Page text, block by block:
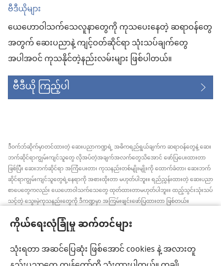
ကိုယ်ရေးလုံခြုံမှု ဆက်တင်များ
သုံးရတာ အဆင်ပြေဆုံး ဖြစ်အောင် cookies နဲ့ အလားတူ
ဗီဒီယိုများ
ယေဟောဝါသက်သေလူနာတွေကို ကုသပေးနေတဲ့ ဆရာဝန်တွေ
အတွက် ဆေးပညာနဲ့ ကျင့်ဝတ်ဆိုင်ရာ သုံးသပ်ချက်တွေ
အပါအဝင် ကုသနိုင်တဲ့နည်းလမ်းများ ဖြစ်ပါတယ်။
ဗီဒီယို ကြည့်ပါ
ဒီဝက်ဘ်ဆိုက်မှာတင်ထားတဲ့ ဆေးပညာကဏ္ဍရဲ့ အဓိကရည်ရွယ်ချက်က ဆရာဝန်တွေနဲ့ ဆေး
ဘက်ဆိုင်ရာကျွမ်းကျင်သူတွေ လိုအပ်တဲ့အချက်အလက်တွေသိအောင် ဖော်ပြပေးထားတာ
ဖြစ်ပြီး ဆေးဘက်ဆိုင်ရာ အကြံပေးတာ၊ ကုသနည်းတစ်မျိုးမျိုးကို ထောက်ခံတာ၊ ဆေးဘက်
ဆိုင်ရာကျွမ်းကျင်သူတွေရဲ့နေရာကို အစားထိုးတာ မဟုတ်ပါဘူး။ ရည်ညွှန်းထားတဲ့ ဆေးပညာ
စာပေတွေကလည်း ယေဟောဝါသက်သေတွေ ထုတ်ထားတာမဟုတ်ပါဘူး။ ထည့်သွင်းသုံးသပ်
သင့်တဲ့ သွေးမဲ့ကုသနည်းတွေကို ဒီကဏ္ဍမှာ အကြမ်းဖျင်းဖော်ပြထားတာ ဖြစ်တယ်။
အခြေအနေနဲ့ပတ်သက်ပြီး လူနာရှင်တွေရဲ့ ဆန္ဒ၊ ဘာသာရေးယုံကြည်ချက်အတိုင်း လုပ်ဆောင်
ပေးဖို့က ဆေးဘက်ဆိုင်ရာကျွမ်းကျင်သူတစ်ဦးချင်းစီရဲ့တာဝန် ဖြစ်ပါတယ်။ ဒီကဏ္ဍထဲက
အကြံပြုချက်အားလုံးဟာ လူနာအားလုံးအတွက် သင့်တော်တာ၊ လက်ခံနိုင်စရာ ဖြစ်ချင်မှဖြစ်
ပါလိမ့်မယ်။